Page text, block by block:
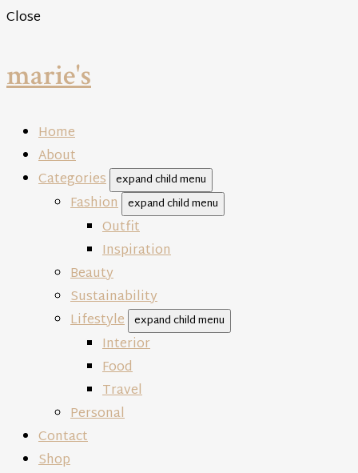
Close
marie's
Home
About
Categories expand child menu
Fashion expand child menu
Outfit
Inspiration
Beauty
Sustainability
Lifestyle expand child menu
Interior
Food
Travel
Personal
Contact
Shop